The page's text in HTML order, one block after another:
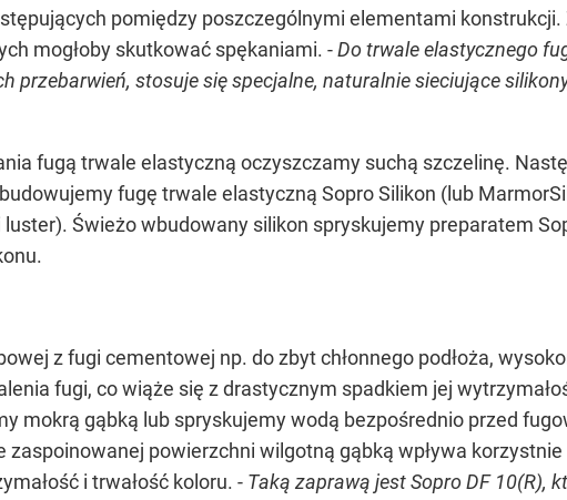
pomiędzy poszczególnymi elementami
mogłoby skutkować spękaniami. -Do trwale elastycznego
przebarwień, stosuje się specjalne, naturalnie sieciujące
fugą trwale elastyczną oczyszczamy suchą szczelinę.
fugę trwale elastyczną Sopro Silikon (lub
Świeżo wbudowany silikon spryskujemy preparatem
z fugi cementowej np. do zbyt chłonnego podłoża,
fugi, co wiąże się z drastycznym spadkiem jej
mokrą gąbką lub spryskujemy wodą bezpośrednio przed
powierzchni wilgotną gąbką wpływa
i trwałość koloru. - Taką zaprawą jest Sopro DF 10(R),